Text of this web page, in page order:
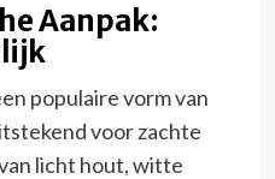
Aanpak:
populaire vorm van
voor zachte
licht hout, witte